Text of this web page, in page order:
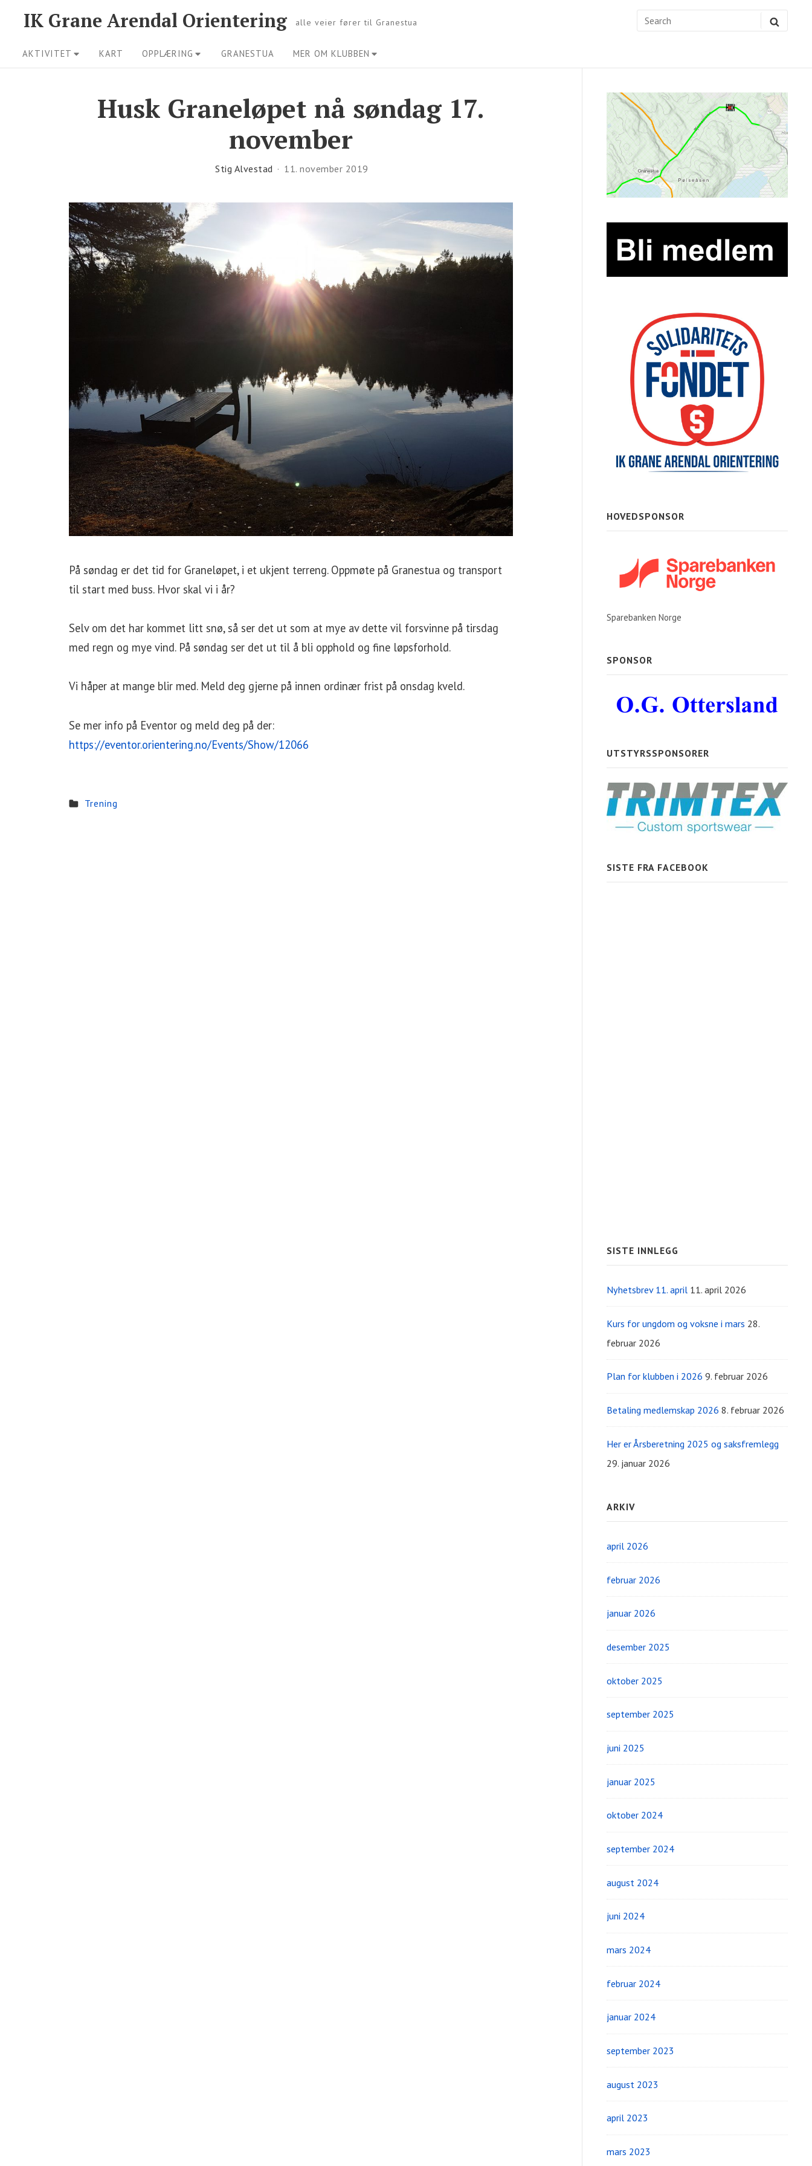
content
IK Grane Arendal Orientering alle veier fører til Granestua
Search
Site
Navigation
AKTIVITET KART OPPLÆRING GRANESTUA MER OM KLUBBEN
Husk Graneløpet nå søndag 17.
november
Stig Alvestad 11. november 2019
På søndag er det tid for Graneløpet, i et ukjent terreng. Oppmøte på Granestua og transport
til start med buss. Hvor skal vi i år?
Selv om det har kommet litt snø, så ser det ut som at mye av dette vil forsvinne på tirsdag
med regn og mye vind. På søndag ser det ut til å bli opphold og fine løpsforhold.
Vi håper at mange blir med. Meld deg gjerne på innen ordinær frist på onsdag kveld.
Se mer info på Eventor og meld deg på der:
https://eventor.orientering.no/Events/Show/12066
Trening
Sidebar
Widget
Area
HOVEDSPONSOR
Sparebanken Norge
SPONSOR
UTSTYRSSPONSORER
SISTE FRA FACEBOOK
SISTE INNLEGG
Nyhetsbrev 11. april 11. april 2026
Kurs for ungdom og voksne i mars 28.
februar 2026
Plan for klubben i 2026 9. februar 2026
Betaling medlemskap 2026 8. februar 2026
Her er Årsberetning 2025 og saksfremlegg
29. januar 2026
ARKIV
april 2026
februar 2026
januar 2026
desember 2025
oktober 2025
september 2025
juni 2025
januar 2025
oktober 2024
september 2024
august 2024
juni 2024
mars 2024
februar 2024
januar 2024
september 2023
august 2023
april 2023
mars 2023